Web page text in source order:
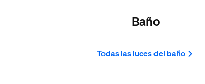
Baño
Todas las luces del baño